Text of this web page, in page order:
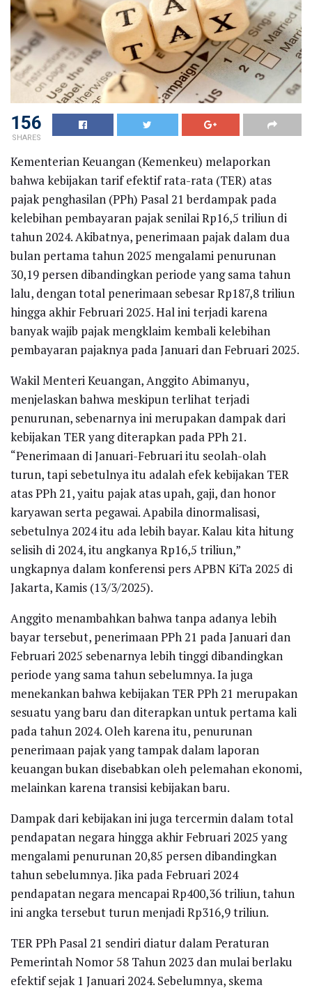
156
SHARES
Kementerian Keuangan (Kemenkeu) melaporkan
bahwa kebijakan tarif efektif rata-rata (TER) atas
pajak penghasilan (PPh) Pasal 21 berdampak pada
kelebihan pembayaran pajak senilai Rp16,5 triliun di
tahun 2024. Akibatnya, penerimaan pajak dalam dua
bulan pertama tahun 2025 mengalami penurunan
30,19 persen dibandingkan periode yang sama tahun
lalu, dengan total penerimaan sebesar Rp187,8 triliun
hingga akhir Februari 2025. Hal ini terjadi karena
banyak wajib pajak mengklaim kembali kelebihan
pembayaran pajaknya pada Januari dan Februari 2025.
Wakil Menteri Keuangan, Anggito Abimanyu,
menjelaskan bahwa meskipun terlihat terjadi
penurunan, sebenarnya ini merupakan dampak dari
kebijakan TER yang diterapkan pada PPh 21.
“Penerimaan di Januari-Februari itu seolah-olah
turun, tapi sebetulnya itu adalah efek kebijakan TER
atas PPh 21, yaitu pajak atas upah, gaji, dan honor
karyawan serta pegawai. Apabila dinormalisasi,
sebetulnya 2024 itu ada lebih bayar. Kalau kita hitung
selisih di 2024, itu angkanya Rp16,5 triliun,”
ungkapnya dalam konferensi pers APBN KiTa 2025 di
Jakarta, Kamis (13/3/2025).
Anggito menambahkan bahwa tanpa adanya lebih
bayar tersebut, penerimaan PPh 21 pada Januari dan
Februari 2025 sebenarnya lebih tinggi dibandingkan
periode yang sama tahun sebelumnya. Ia juga
menekankan bahwa kebijakan TER PPh 21 merupakan
sesuatu yang baru dan diterapkan untuk pertama kali
pada tahun 2024. Oleh karena itu, penurunan
penerimaan pajak yang tampak dalam laporan
keuangan bukan disebabkan oleh pelemahan ekonomi,
melainkan karena transisi kebijakan baru.
Dampak dari kebijakan ini juga tercermin dalam total
pendapatan negara hingga akhir Februari 2025 yang
mengalami penurunan 20,85 persen dibandingkan
tahun sebelumnya. Jika pada Februari 2024
pendapatan negara mencapai Rp400,36 triliun, tahun
ini angka tersebut turun menjadi Rp316,9 triliun.
TER PPh Pasal 21 sendiri diatur dalam Peraturan
Pemerintah Nomor 58 Tahun 2023 dan mulai berlaku
efektif sejak 1 Januari 2024. Sebelumnya, skema